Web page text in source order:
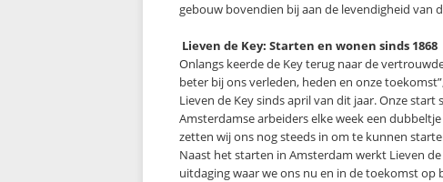
gebouw bovendien bij aan de levendigheid van
Lieven de Key: Starten en wonen sinds 1868
Onlangs keerde de Key terug naar de
beter bij ons verleden, heden en onze
Lieven de Key sinds april van dit jaar. Onze
Amsterdamse arbeiders elke week een
zetten wij ons nog steeds in om te kunnen
Naast het starten in Amsterdam werkt Lieven
uitdaging waar we ons nu en in de toekomst op